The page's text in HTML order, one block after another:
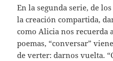
En la segunda serie, de
la creación compartida,
como Alicia nos recuerda
poemas, “conversar”
de verter: darnos vuelta.